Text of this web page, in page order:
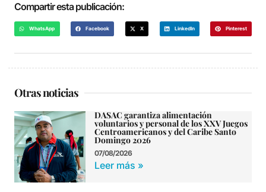
Compartir esta publicación:
WhatsApp Facebook X LinkedIn Pinterest
Otras noticias
DASAC garantiza alimentación
voluntarios y personal de los XXV Juegos
Centroamericanos y del Caribe Santo
Domingo 2026
07/08/2026
Leer más »